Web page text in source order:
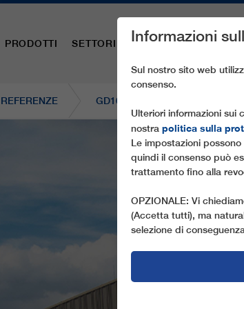
PRODOTTI SETTORI PEZZI DI RICAMBIO
REFERENZE GD10 JENNERBAHN I+II
Informazioni
Sul nostro sito web
consenso.
Ulteriori informazioni sui
nostra politica sulla
Le impostazioni
quindi il consenso può
trattamento fino alla
OPZIONALE: Vi
(Accetta tutti), ma
selezione di